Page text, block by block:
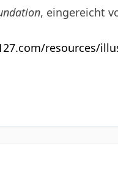
, eingereicht
resources/